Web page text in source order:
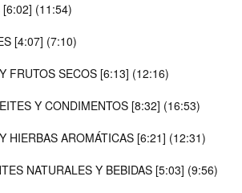
[6:02] (11:54)
[4:07] (7:10)
FRUTOS SECOS [6:13] (12:16)
Y CONDIMENTOS [8:32] (16:53)
HIERBAS AROMÁTICAS [6:21] (12:31)
NATURALES Y BEBIDAS [5:03] (9:56)